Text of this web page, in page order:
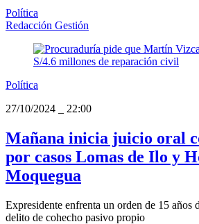
Política
Redacción Gestión
Política
27/10/2024
22:00
Mañana inicia juicio oral
por casos Lomas de Ilo y
Moquegua
Expresidente enfrenta un orden de 15 años
delito de cohecho pasivo propio